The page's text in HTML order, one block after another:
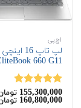
اچ‌پی
660 G11
نمره5.00
از 5
155,300,000
160,800,000